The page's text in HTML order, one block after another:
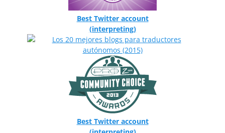
Best Twitter account
(interpreting)
Best Twitter account